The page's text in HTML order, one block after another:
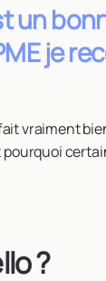
un
je
vraiment
?